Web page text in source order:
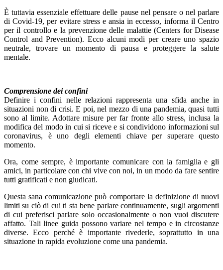
È tuttavia essenziale effettuare delle pause nel pensare o nel parlare
di Covid-19, per evitare stress e ansia in eccesso, informa il Centro
per il controllo e la prevenzione delle malattie (Centers for Disease
Control and Prevention). Ecco alcuni modi per creare uno spazio
neutrale, trovare un momento di pausa e proteggere la salute
mentale.
Comprensione dei confini
Definire i confini nelle relazioni rappresenta una sfida anche in
situazioni non di crisi. E poi, nel mezzo di una pandemia, quasi tutti
sono al limite. Adottare misure per far fronte allo stress, inclusa la
modifica del modo in cui si riceve e si condividono informazioni sul
coronavirus, è uno degli elementi chiave per superare questo
momento.
Ora, come sempre, è importante comunicare con la famiglia e gli
amici, in particolare con chi vive con noi, in un modo da fare sentire
tutti gratificati e non giudicati.
Questa sana comunicazione può comportare la definizione di nuovi
limiti su ciò di cui ti sta bene parlare continuamente, sugli argomenti
di cui preferisci parlare solo occasionalmente o non vuoi discutere
affatto. Tali linee guida possono variare nel tempo e in circostanze
diverse. Ecco perché è importante rivederle, soprattutto in una
situazione in rapida evoluzione come una pandemia.